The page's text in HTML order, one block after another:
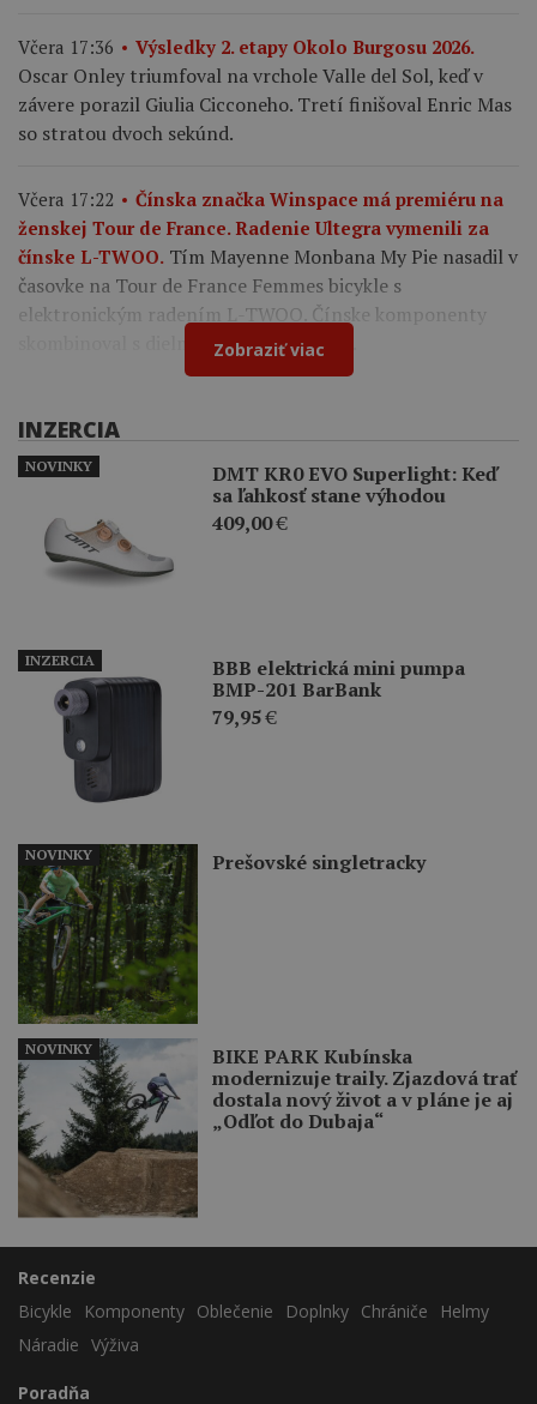
Včera 17:36 Výsledky 2. etapy Okolo Burgosu 2026.
Oscar Onley triumfoval na vrchole Valle del Sol, keď v
závere porazil Giulia Cicconeho. Tretí finišoval Enric Mas
so stratou dvoch sekúnd.
Včera 17:22
Čínska značka Winspace má premiéru na
ženskej Tour de France. Radenie Ultegra vymenili za
čínske L-TWOO. Tím Mayenne Monbana My Pie nasadil v
časovke na Tour de France Femmes bicykle s
elektronickým radením L-TWOO. Čínske komponenty
skombinoval s dielmi Shimano a Cybrei.
Zobraziť viac
INZERCIA
DMT KR0 EVO Superlight: Keď
sa ľahkosť stane výhodou
409,00€
NOVINKY
BBB elektrická mini pumpa
BMP-201 BarBank
79,95€
INZERCIA
Prešovské singletracky
NOVINKY
BIKE PARK Kubínska
modernizuje traily. Zjazdová trať
dostala nový život a v pláne je aj
„Odľot do Dubaja“
NOVINKY
Recenzie
Bicykle
Komponenty Oblečenie Doplnky Chrániče
Helmy
Náradie Výživa
Poradňa